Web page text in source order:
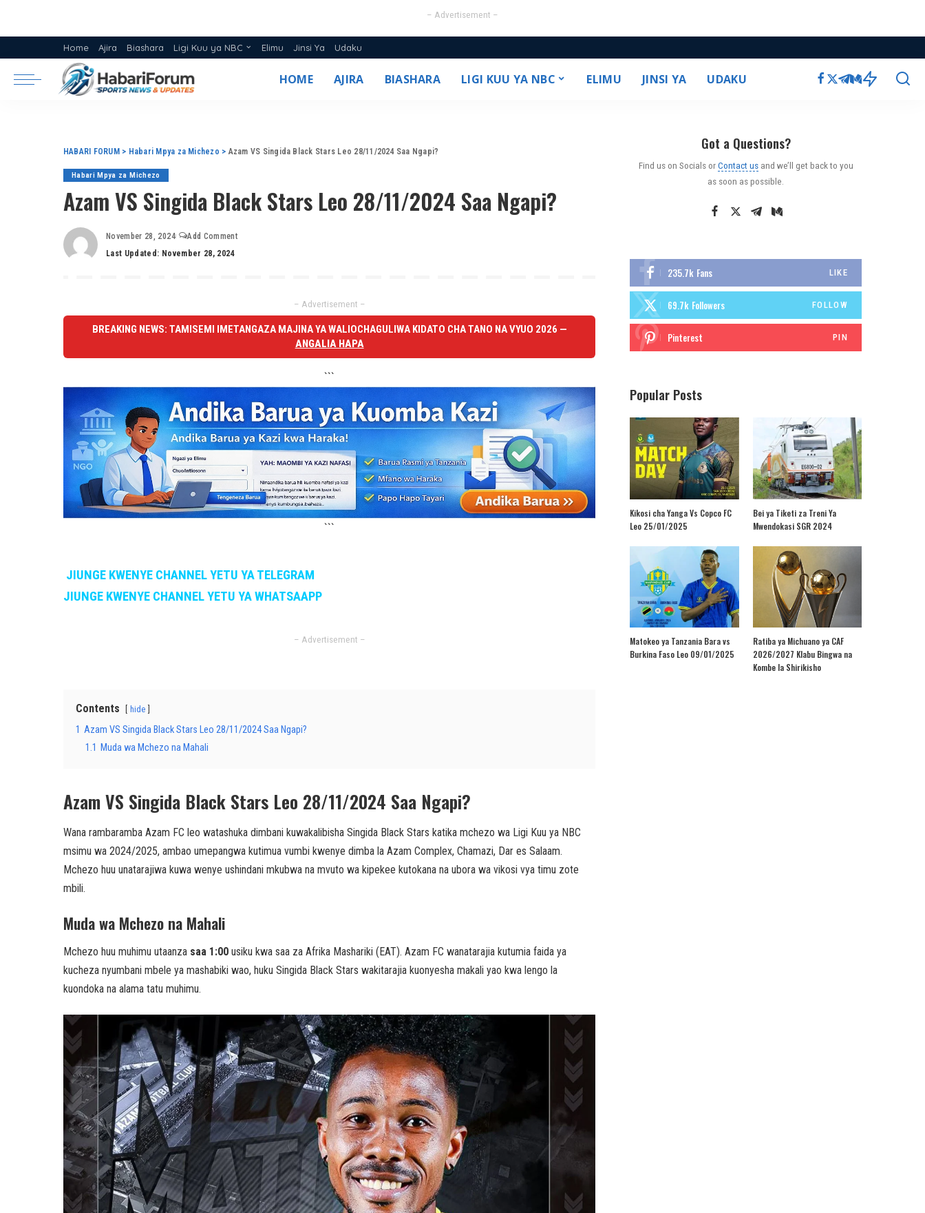
– Advertisement –
Home Ajira Biashara Ligi Kuu ya NBC
Msimamo Ligi Kuu ya NBC 2025/26
Elimu Jinsi Ya Udaku
HOME AJIRA BIASHARA LIGI KUU YA NBC ELIMU JINSI YA UDAKU
HABARI FORUM > Habari Mpya za Michezo > Azam VS Singida Black Stars Leo 28/11/2024 Saa Ngapi?
Habari Mpya za Michezo
Azam VS Singida Black Stars Leo 28/11/2024 Saa Ngapi?
November 28, 2024
Add Comment
Last Updated: November 28, 2024
– Advertisement –
BREAKING NEWS: TAMISEMI IMETANGAZA MAJINA YA WALIOCHAGULIWA KIDATO CHA TANO NA VYUO 2026 —
ANGALIA HAPA
```
```
JIUNGE KWENYE CHANNEL YETU YA TELEGRAM
JIUNGE KWENYE CHANNEL YETU YA WHATSAAPP
– Advertisement –
Contents hide
1 Azam VS Singida Black Stars Leo 28/11/2024 Saa Ngapi?
1.1 Muda wa Mchezo na Mahali
Azam VS Singida Black Stars Leo 28/11/2024 Saa Ngapi?
Wana rambaramba Azam FC leo watashuka dimbani kuwakalibisha Singida Black Stars katika mchezo wa Ligi Kuu ya NBC
msimu wa 2024/2025, ambao umepangwa kutimua vumbi kwenye dimba la Azam Complex, Chamazi, Dar es Salaam.
Mchezo huu unatarajiwa kuwa wenye ushindani mkubwa na mvuto wa kipekee kutokana na ubora wa vikosi vya timu zote
mbili.
Muda wa Mchezo na Mahali
Mchezo huu muhimu utaanza saa 1:00 usiku kwa saa za Afrika Mashariki (EAT). Azam FC wanatarajia kutumia faida ya
kucheza nyumbani mbele ya mashabiki wao, huku Singida Black Stars wakitarajia kuonyesha makali yao kwa lengo la
kuondoka na alama tatu muhimu.
Got a Questions?
Find us on Socials orContact usand we’ll get back to you
as soon as possible.
235.7k Fans LIKE
69.7k Followers FOLLOW
Pinterest PIN
Popular Posts
Kikosi cha Yanga Vs Copco FC
Leo 25/01/2025
Bei ya Tiketi za Treni Ya
Mwendokasi SGR 2024
Matokeo ya Tanzania Bara vs
Burkina Faso Leo 09/01/2025
Ratiba ya Michuano ya CAF
2026/2027 Klabu Bingwa na
Kombe la Shirikisho